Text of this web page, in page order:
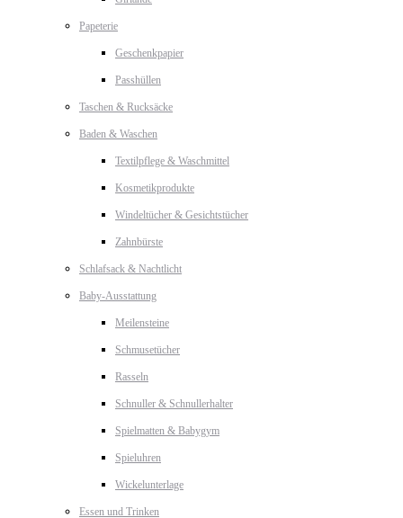
Papeterie
Geschenkpapier
Passhüllen
Taschen & Rucksäcke
Baden & Waschen
Textilpflege & Waschmittel
Kosmetikprodukte
Windeltücher & Gesichtstücher
Zahnbürste
Schlafsack & Nachtlicht
Baby-Ausstattung
Meilensteine
Schmusetücher
Rasseln
Schnuller & Schnullerhalter
Spielmatten & Babygym
Spieluhren
Wickelunterlage
Essen und Trinken